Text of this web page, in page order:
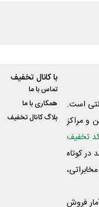
است.
و مراکز
تخفیف
در کوتاه
فروش
با کانال تخفیف
تماس با ما
همکاری با ما
بلاگ کانال تخفیف